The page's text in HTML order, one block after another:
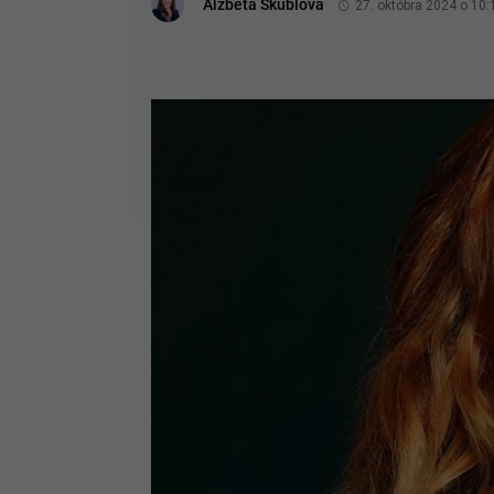
Alžbeta Škublová 27. októbra 2024 o